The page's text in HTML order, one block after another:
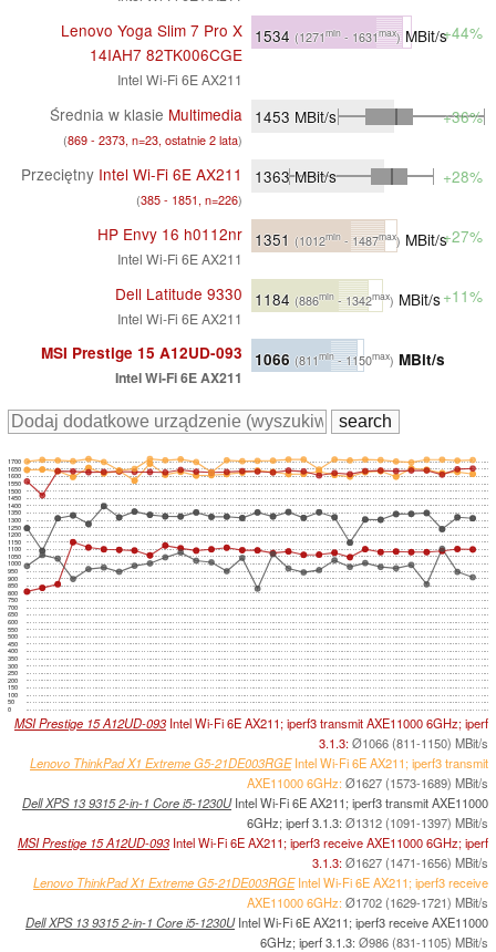
Lenovo Yoga Slim 7 Pro X
14IAH7 82TK006CGE
Intel Wi-Fi 6E AX211
1534 (1271min - 1631max)MBit/s+44%
Średnia w klasie Multimedia
(869 - 2373, n=23, ostatnie 2 lata)
1453 MBit/s +36%
Przeciętny Intel Wi-Fi 6E AX211
(385 - 1851, n=226)
1363MBit/s +28%
HP Envy 16 h0112nr
Intel Wi-Fi 6E AX211
1351 (1012min - 1487max) MBit/s+27%
Dell Latitude 9330
Intel Wi-Fi 6E AX211
1184 (886min - 1342max) MBit/s+11%
MSI Prestige 15 A12UD-093
Intel Wi-Fi 6E AX211
1066 (811min- 1150max) MBit/s
0
50
100
150
200
250
300
350
400
450
500
550
600
650
700
750
800
850
900
950
1000
1050
1100
1150
1200
1250
1300
1350
1400
1450
1500
1550
1600
1650
1700
MSI Prestige 15 A12UD-093 Intel Wi-Fi 6E AX211; iperf3 transmit AXE11000 6GHz; iperf
3.1.3:Ø1066 (811-1150) MBit/s
Lenovo ThinkPad X1 Extreme G5-21DE003RGEIntel Wi-Fi 6E AX211; iperf3 transmit
AXE11000 6GHz:Ø1627 (1573-1689) MBit/s
Dell XPS 13 9315 2-in-1 Core i5-1230UIntel Wi-Fi 6E AX211; iperf3 transmit AXE11000
6GHz; iperf 3.1.3: Ø1312 (1091-1397) MBit/s
MSI Prestige 15 A12UD-093 Intel Wi-Fi 6E AX211; iperf3 receive AXE11000 6GHz; iperf
3.1.3:Ø1627 (1471-1656) MBit/s
Lenovo ThinkPad X1 Extreme G5-21DE003RGEIntel Wi-Fi 6E AX211; iperf3 receive
AXE11000 6GHz:Ø1702 (1629-1721) MBit/s
Dell XPS 13 9315 2-in-1 Core i5-1230UIntel Wi-Fi 6E AX211; iperf3 receive AXE11000
6GHz; iperf 3.1.3: Ø986 (831-1105) MBit/s